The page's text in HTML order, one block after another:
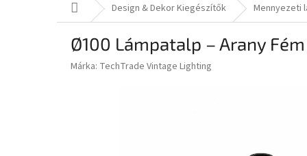
KezdőlapDesign & Dekor Kiegészítők Mennyezeti
Ø100 Lámpatalp – Arany
Márka: TechTrade Vintage Lighting